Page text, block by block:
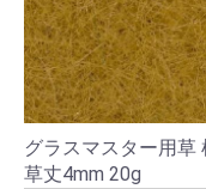
グラスマスター用草
草丈4mm 20g